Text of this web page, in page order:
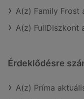
A(z) Family Frost
A(z) FullDiszkont
Érdeklődésre
A(z) Príma